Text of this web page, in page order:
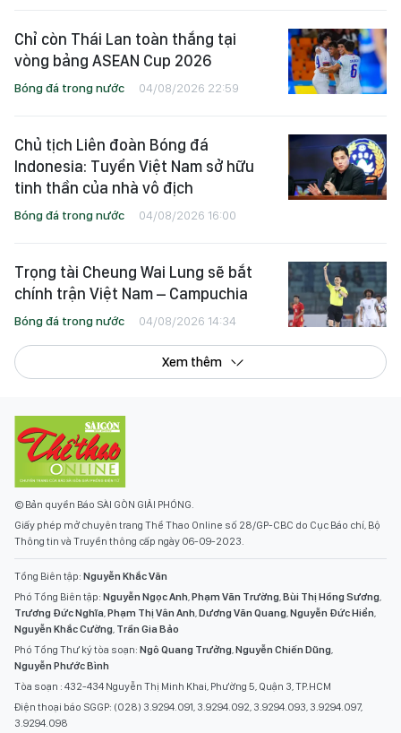
Chỉ còn Thái Lan toàn thắng tại
vòng bảng ASEAN Cup 2026
Bóng đá trong nước 04/08/2026 22:59
Chủ tịch Liên đoàn Bóng đá
Indonesia: Tuyển Việt Nam sở hữu
tinh thần của nhà vô địch
Bóng đá trong nước 04/08/2026 16:00
Trọng tài Cheung Wai Lung sẽ bắt
chính trận Việt Nam – Campuchia
Bóng đá trong nước 04/08/2026 14:34
Xem thêm
© Bản quyền Báo SÀI GÒN GIẢI PHÓNG.
Giấy phép mở chuyên trang Thể Thao Online số 28/GP-CBC do Cục Báo chí, Bộ
Thông tin và Truyền thông cấp ngày 06-09-2023.
Tổng Biên tập: Nguyễn Khắc Văn
Phó Tổng Biên tập: Nguyễn Ngọc Anh Phạm Văn Trường Bùi Thị Hồng Sương
Trương Đức Nghĩa Phạm Thị Vân Anh Dương Văn Quang Nguyễn Đức Hiển
Nguyễn Khắc Cường Trần Gia Bảo
Phó Tổng Thư ký tòa soạn: Ngô Quang Trưởng Nguyễn Chiến Dũng
Nguyễn Phước Bình
Tòa soạn : 432-434 Nguyễn Thị Minh Khai, Phường 5, Quận 3, TP.HCM
Điện thoại báo SGGP: (028) 3.9294.091, 3.9294.092, 3.9294.093, 3.9294.097,
3.9294.098